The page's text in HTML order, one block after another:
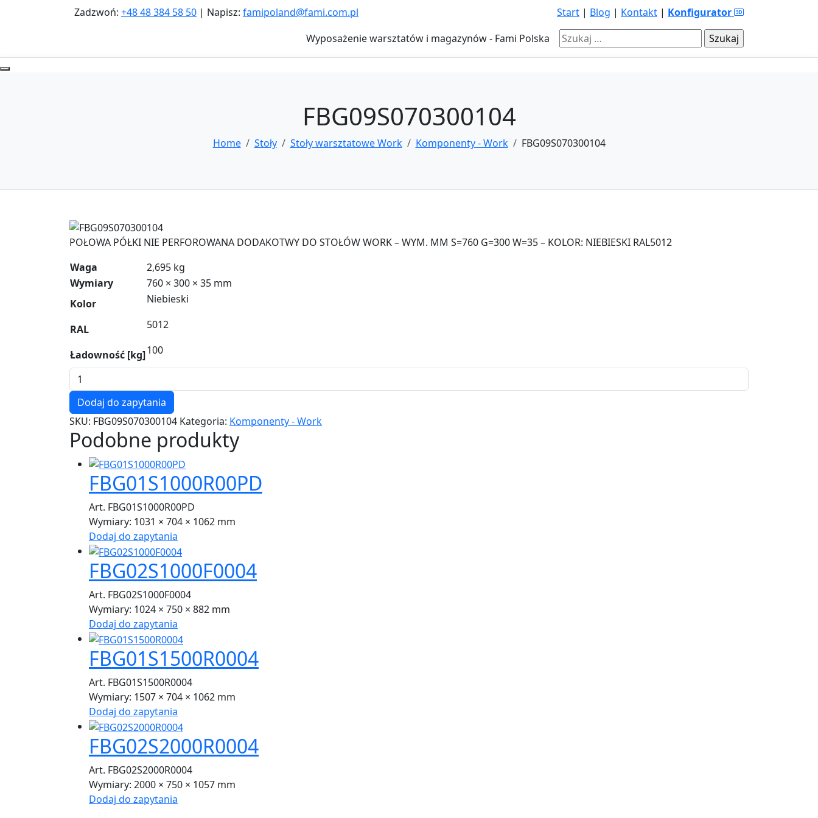
Zadzwoń: +48 48 384 58 50 | Napisz: famipoland@fami.com.pl Start | Blog | Kontakt | Konfigurator
Wyposażenie warsztatów i magazynów - Fami Polska
Szukaj:
FBG09S070300104
Home Stoły Stoły warsztatowe Work Komponenty - Work FBG09S070300104
Zoom
POŁOWA PÓŁKI NIE PERFOROWANA DODAKOTWY DO STOŁÓW WORK – WYM. MM S=760 G=300 W=35 – KOLOR: NIEBIESKI RAL5012
Waga
2,695 kg
Wymiary
760 × 300 × 35 mm
Kolor
Niebieski
RAL 5012
Ładowność [kg]100
ilość
FBG09S070300104
Dodaj do zapytania
SKU: FBG09S070300104 Kategoria: Komponenty - Work
Podobne produkty
FBG01S1000R00PD
Art. FBG01S1000R00PD
Wymiary: 1031 × 704 × 1062 mm
Dodaj do zapytania
FBG02S1000F0004
Art. FBG02S1000F0004
Wymiary: 1024 × 750 × 882 mm
Dodaj do zapytania
FBG01S1500R0004
Art. FBG01S1500R0004
Wymiary: 1507 × 704 × 1062 mm
Dodaj do zapytania
FBG02S2000R0004
Art. FBG02S2000R0004
Wymiary: 2000 × 750 × 1057 mm
Dodaj do zapytania